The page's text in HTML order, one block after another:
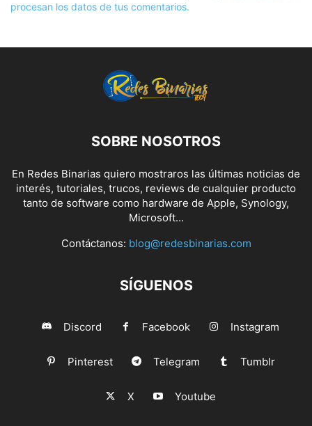
procesan los datos de tus comentarios.
SOBRE NOSOTROS
En Redes Binarias quiero mostraros las últimas noticias de
interés, tutoriales, trucos, reviews de cualquier producto
tanto de software como hardware de Apple, Synology,
Microsoft...
Contáctanos: blog@redesbinarias.com
SÍGUENOS
Discord Facebook Instagram
Pinterest Telegram Tumblr
X Youtube